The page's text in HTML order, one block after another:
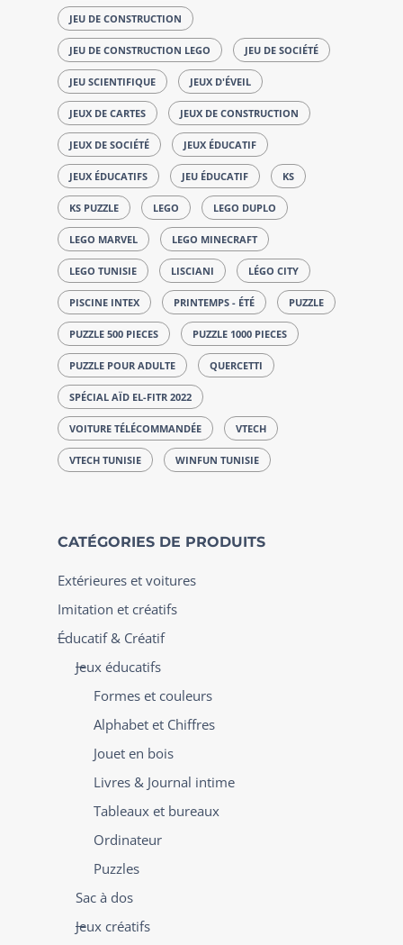
JEU DE CONSTRUCTION
JEU DE CONSTRUCTION LEGO JEU DE SOCIÉTÉ
JEU SCIENTIFIQUE JEUX D'ÉVEIL
JEUX DE CARTES JEUX DE CONSTRUCTION
JEUX DE SOCIÉTÉ JEUX ÉDUCATIF
JEUX ÉDUCATIFS JEU ÉDUCATIF KS
KS PUZZLE LEGO LEGO DUPLO
LEGO MARVEL LEGO MINECRAFT
LEGO TUNISIE LISCIANI LÉGO CITY
PISCINE INTEX PRINTEMPS - ÉTÉ PUZZLE
PUZZLE 500 PIECES PUZZLE 1000 PIECES
PUZZLE POUR ADULTE QUERCETTI
SPÉCIAL AÏD EL-FITR 2022
VOITURE TÉLÉCOMMANDÉE VTECH
VTECH TUNISIE WINFUN TUNISIE
CATÉGORIES DE PRODUITS
Extérieures et voitures
Imitation et créatifs
Éducatif & Créatif
Jeux éducatifs
Formes et couleurs
Alphabet et Chiffres
Jouet en bois
Livres & Journal intime
Tableaux et bureaux
Ordinateur
Puzzles
Sac à dos
Jeux créatifs